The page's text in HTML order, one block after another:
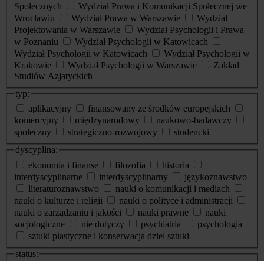
Społecznych
Wydział Prawa i Komunikacji Społecznej we
Wrocławiu
Wydział Prawa w Warszawie
Wydział
Projektowania w Warszawie
Wydział Psychologii i Prawa
w Poznaniu
Wydział Psychologii w Katowicach
Wydział Psychologii w Katowicach
Wydział Psychologii w
Krakowie
Wydział Psychologii w Warszawie
Zakład
Studiów Azjatyckich
typ:
aplikacyjny
finansowany ze środków europejskich
komercyjny
międzynarodowy
naukowo-badawczy
społeczny
strategiczno-rozwojowy
studencki
dyscyplina:
ekonomia i finanse
filozofia
historia
interdyscyplinarne
interdyscyplinarny
językoznawstwo
literaturoznawstwo
nauki o komunikacji i mediach
nauki o kulturze i religii
nauki o polityce i administracji
nauki o zarządzaniu i jakości
nauki prawne
nauki
socjologiczne
nie dotyczy psychiatria
psychologia
sztuki plastyczne i konserwacja dzieł sztuki
status: